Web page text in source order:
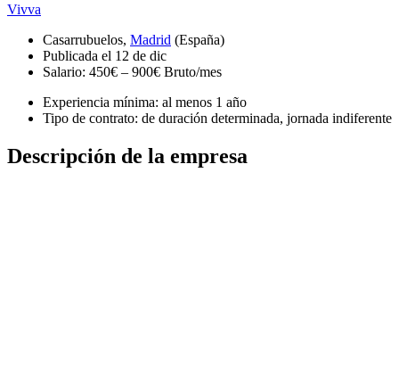
Vivva
Casarrubuelos, Madrid (España)
Publicada el 12 de dic
Salario: 450€ – 900€ Bruto/mes
Experiencia mínima: al menos 1 año
Tipo de contrato: de duración determinada, jornada indiferente
Descripción de la empresa